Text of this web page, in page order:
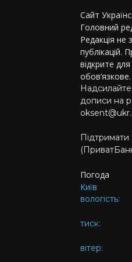
Сайт
Головний
Редакція не
публікацій.
відкрите
обов’язкове.
Надсилайте
дописи на
Погода
Київ
вологість:
тиск:
вітер: